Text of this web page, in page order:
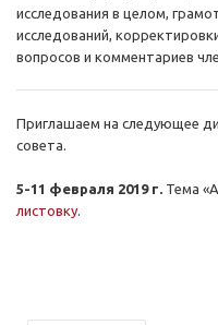
исследования в целом,
исследований,
вопросов и комментариев
Приглашаем на следующее
совета.
5-11 февраля 2019 г. Тема «
листовку.